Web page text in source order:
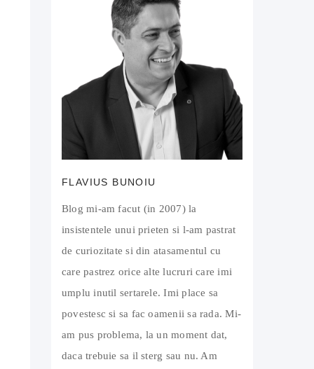
FLAVIUS BUNOIU
Blog mi-am facut (in 2007) la
insistentele unui prieten si l-am pastrat
de curiozitate si din atasamentul cu
care pastrez orice alte lucruri care imi
umplu inutil sertarele. Imi place sa
povestesc si sa fac oamenii sa rada. Mi-
am pus problema, la un moment dat,
daca trebuie sa il sterg sau nu. Am